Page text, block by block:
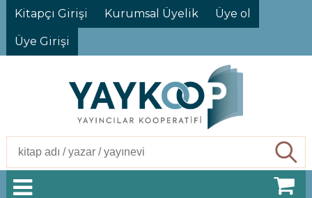
Kitapçı Girişi Kurumsal Üyelik Üye ol
Üye Girişi